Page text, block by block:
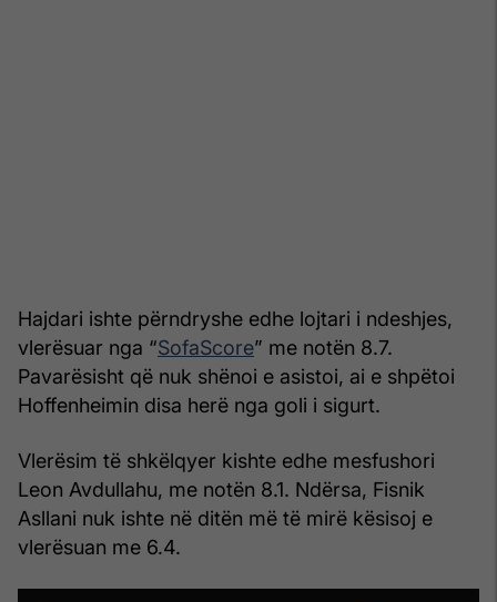
Hajdari ishte përndryshe edhe lojtari i ndeshjes,
vlerësuar nga “SofaScore” me notën 8.7.
Pavarësisht që nuk shënoi e asistoi, ai e shpëtoi
Hoffenheimin disa herë nga goli i sigurt.
Vlerësim të shkëlqyer kishte edhe mesfushori
Leon Avdullahu, me notën 8.1. Ndërsa, Fisnik
Asllani nuk ishte në ditën më të mirë kësisoj e
vlerësuan me 6.4.